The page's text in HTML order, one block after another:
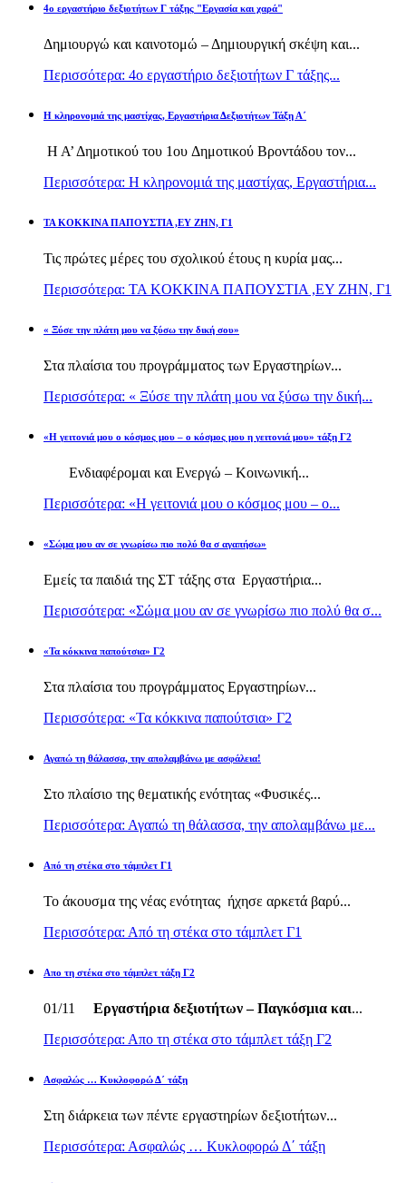
4ο εργαστήριο δεξιοτήτων Γ τάξης "Εργασία και χαρά"
Δημιουργώ και καινοτομώ – Δημιουργική σκέψη και...
Περισσότερα: 4ο εργαστήριο δεξιοτήτων Γ τάξης...
H κληρονομιά της μαστίχας, Εργαστήρια Δεξιοτήτων Τάξη Α΄
Η Α’ Δημοτικού του 1ου Δημοτικού Βροντάδου τον...
Περισσότερα: H κληρονομιά της μαστίχας, Εργαστήρια...
TA KOKKINA ΠΑΠΟΥΣΤΙΑ ,ΕΥ ΖΗΝ, Γ1
Τις πρώτες μέρες του σχολικού έτους η κυρία μας...
Περισσότερα: TA KOKKINA ΠΑΠΟΥΣΤΙΑ ,ΕΥ ΖΗΝ, Γ1
« Ξύσε την πλάτη μου να ξύσω την δική σου»
Στα πλαίσια του προγράμματος των Εργαστηρίων...
Περισσότερα: « Ξύσε την πλάτη μου να ξύσω την δική...
«Η γειτονιά μου ο κόσμος μου – ο κόσμος μου η γειτονιά μου» τάξη Γ2
Ενδιαφέρομαι και Ενεργώ – Κοινωνική...
Περισσότερα: «Η γειτονιά μου ο κόσμος μου – ο...
«Σώμα μου αν σε γνωρίσω πιο πολύ θα σ αγαπήσω»
Εμείς τα παιδιά της ΣΤ τάξης στα Εργαστήρια...
Περισσότερα: «Σώμα μου αν σε γνωρίσω πιο πολύ θα σ...
«Τα κόκκινα παπούτσια» Γ2
Στα πλαίσια του προγράμματος Εργαστηρίων...
Περισσότερα: «Τα κόκκινα παπούτσια» Γ2
Αγαπώ τη θάλασσα, την απολαμβάνω με ασφάλεια!
Στο πλαίσιο της θεματικής ενότητας «Φυσικές...
Περισσότερα: Αγαπώ τη θάλασσα, την απολαμβάνω με...
Από τη στέκα στο τάμπλετ Γ1
Το άκουσμα της νέας ενότητας ήχησε αρκετά βαρύ...
Περισσότερα: Από τη στέκα στο τάμπλετ Γ1
Απο τη στέκα στο τάμπλετ τάξη Γ2
01/11 Εργαστήρια δεξιοτήτων – Παγκόσμια και...
Περισσότερα: Απο τη στέκα στο τάμπλετ τάξη Γ2
Ασφαλώς … Κυκλοφορώ Δ΄ τάξη
Στη διάρκεια των πέντε εργαστηρίων δεξιοτήτων...
Περισσότερα: Ασφαλώς … Κυκλοφορώ Δ΄ τάξη